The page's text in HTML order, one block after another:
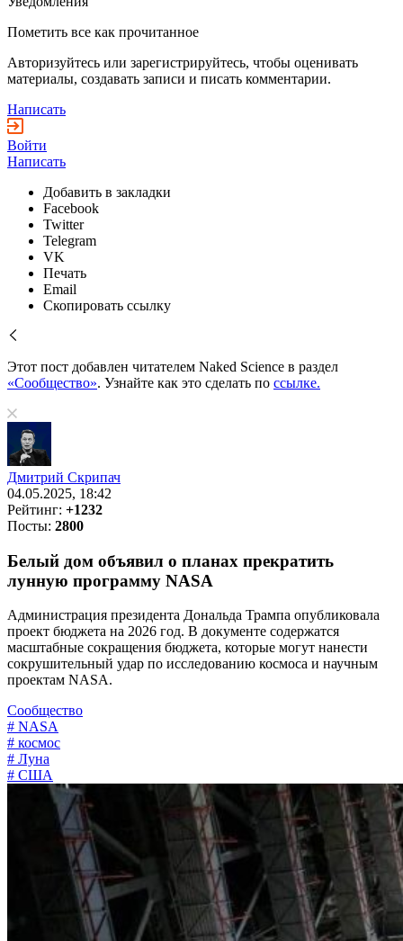
Пометить все как прочитанное
Авторизуйтесь или зарегистрируйтесь, чтобы оценивать
материалы, создавать записи и писать комментарии.
Написать
Войти
Написать
Добавить в закладки
Facebook
Twitter
Telegram
VK
Печать
Email
Скопировать ссылку
Этот пост добавлен читателем Naked Science в раздел
«Сообщество». Узнайте как это сделать по ссылке.
Дмитрий Скрипач
04.05.2025, 18:42
Рейтинг: +1232
Посты: 2800
Белый дом объявил о планах прекратить
лунную программу NASA
Администрация президента Дональда Трампа опубликовала
проект бюджета на 2026 год. В документе содержатся
масштабные сокращения бюджета, которые могут нанести
сокрушительный удар по исследованию космоса и научным
проектам NASA.
Сообщество
# NASA
# космос
# Луна
# США